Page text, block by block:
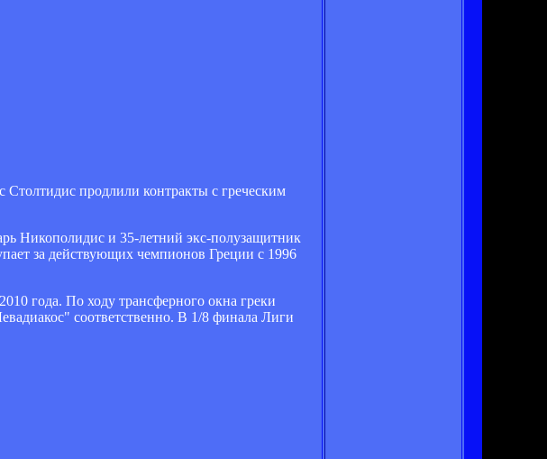
продлили контракты с греческим
Никополидис и 35-летний экс-полузащитник
за действующих чемпионов Греции с 1996
года. По ходу трансферного окна греки
соответственно. В 1/8 финала Лиги